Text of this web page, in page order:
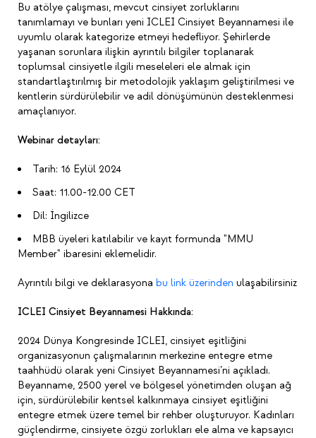
Bu atölye çalışması, mevcut cinsiyet zorluklarını
tanımlamayı ve bunları yeni ICLEI Cinsiyet Beyannamesi ile
uyumlu olarak kategorize etmeyi hedefliyor. Şehirlerde
yaşanan sorunlara ilişkin ayrıntılı bilgiler toplanarak
toplumsal cinsiyetle ilgili meseleleri ele almak için
standartlaştırılmış bir metodolojik yaklaşım geliştirilmesi ve
kentlerin sürdürülebilir ve adil dönüşümünün desteklenmesi
amaçlanıyor.
Webinar detayları:
Tarih: 16 Eylül 2024
Saat: 11.00-12.00 CET
Dil: İngilizce
MBB üyeleri katılabilir ve kayıt formunda "MMU
Member" ibaresini eklemelidir.
Ayrıntılı bilgi ve deklarasyona bu link üzerinden ulaşabilirsiniz
ICLEI Cinsiyet Beyannamesi Hakkında:
2024 Dünya Kongresinde ICLEI, cinsiyet eşitliğini
organizasyonun çalışmalarının merkezine entegre etme
taahhüdü olarak yeni Cinsiyet Beyannamesi’ni açıkladı.
Beyanname, 2500 yerel ve bölgesel yönetimden oluşan ağ
için, sürdürülebilir kentsel kalkınmaya cinsiyet eşitliğini
entegre etmek üzere temel bir rehber oluşturuyor. Kadınları
güçlendirme, cinsiyete özgü zorlukları ele alma ve kapsayıcı